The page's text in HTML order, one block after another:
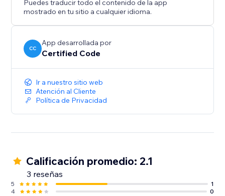
Puedes traducir todo el contenido de la app
mostrado en tu sitio a cualquier idioma.
CC
App desarrollada por
Certified Code
Ir a nuestro sitio web
Atención al Cliente
Política de Privacidad
Calificación promedio: 2.1
3 reseñas
5
1
4
0